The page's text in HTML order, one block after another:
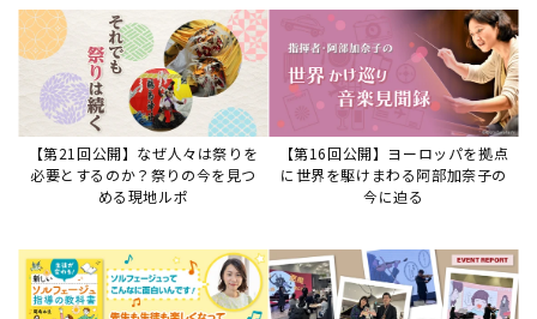
【第21回公開】なぜ人々は祭りを
必要とするのか？祭りの今を見つ
める現地ルポ
【第16回公開】ヨーロッパを拠点
に世界を駆けまわる阿部加奈子の
今に迫る